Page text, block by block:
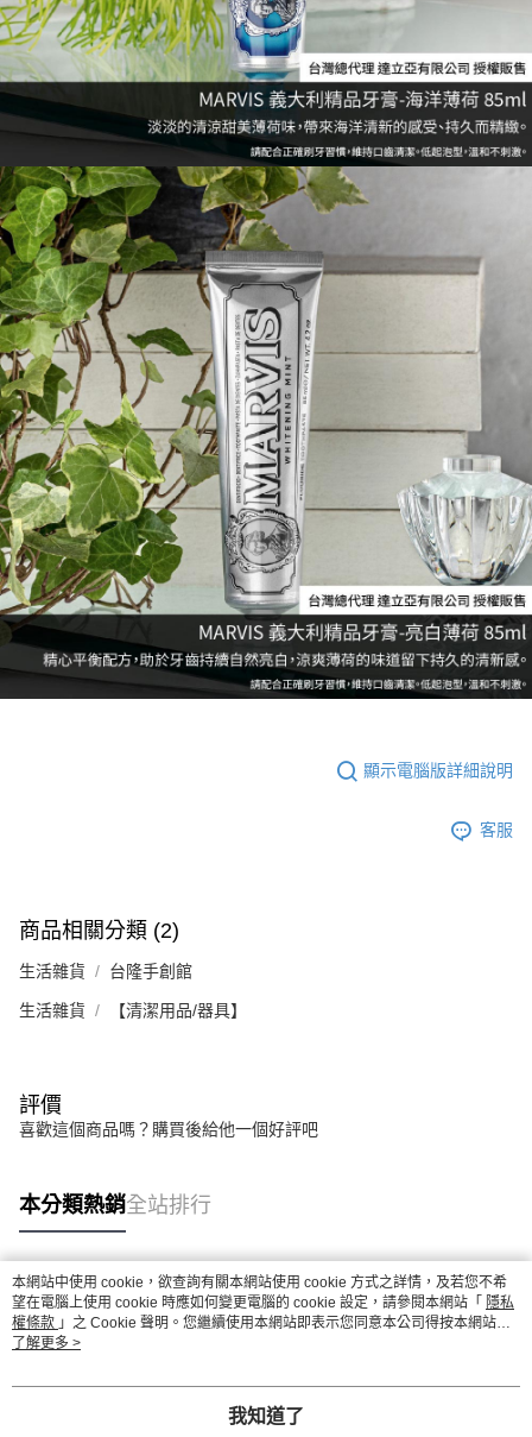
顯示電腦版詳細說明
客服
商品相關分類 (2)
生活雜貨 台隆手創館
生活雜貨 【清潔用品/器具】
評價
喜歡這個商品嗎？購買後給他一個好評吧
本分類熱銷全站排行
熱門標籤
本網站中使用 cookie，欲查詢有關本網站使用 cookie 方式之詳情，及若您不希
望在電腦上使用 cookie 時應如何變更電腦的 cookie 設定，請參閱本網站「 隱私
權條款 」之 Cookie 聲明。您繼續使用本網站即表示您同意本公司得按本網站使
用條款之 Cookie 聲明使用 cookie。
了解更多 >
我知道了